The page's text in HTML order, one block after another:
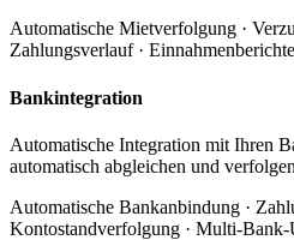
Automatische Mietverfolgung ·
Zahlungsverlauf · Einnahmenberichte
Bankintegration
Automatische Integration mit Ihren
automatisch abgleichen und
Automatische Bankanbindung ·
Kontostandverfolgung · Multi-Bank-